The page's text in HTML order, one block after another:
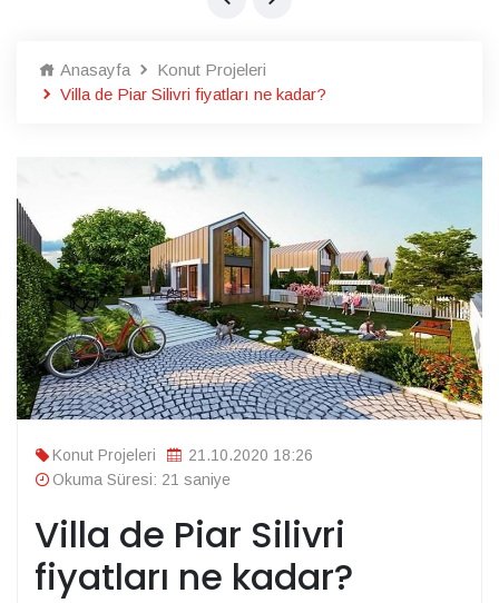
Anasayfa
Konut Projeleri
Villa de Piar Silivri fiyatları ne kadar?
Konut Projeleri
21.10.2020 18:26
Okuma Süresi: 21 saniye
Villa de Piar Silivri
fiyatları ne kadar?